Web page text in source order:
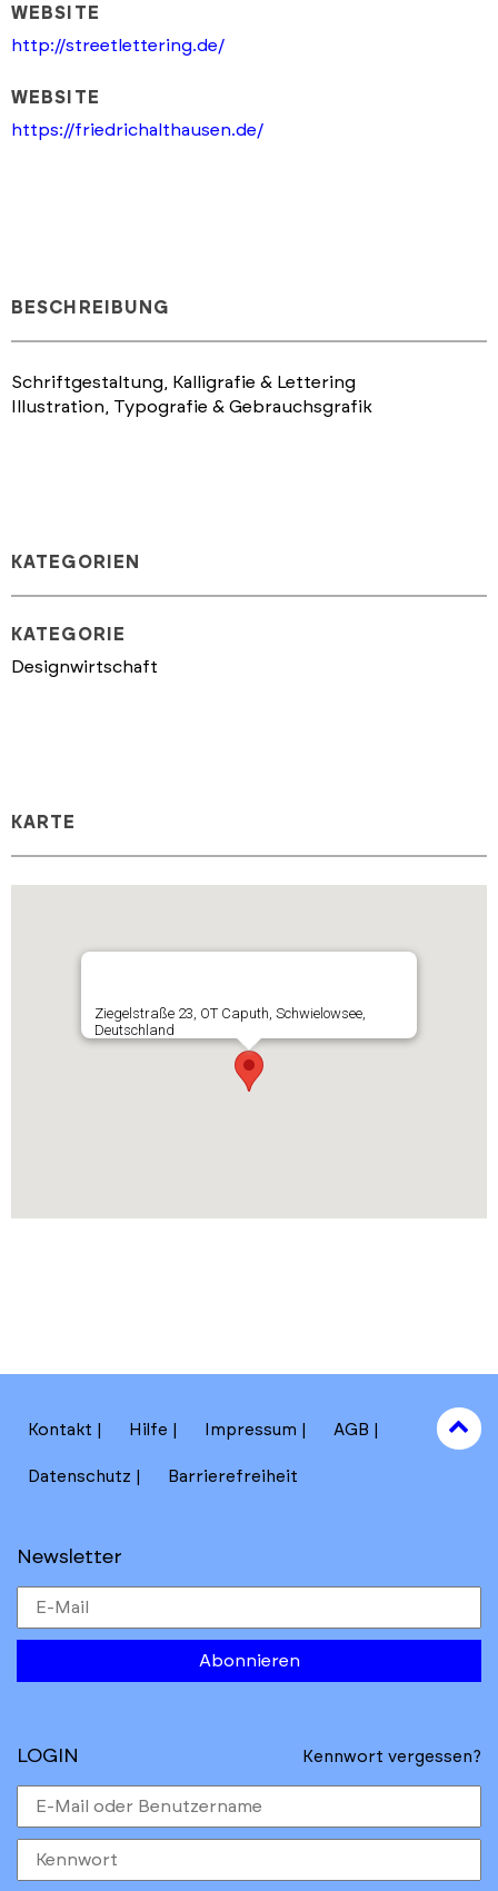
WEBSITE
http://streetlettering.de/
WEBSITE
https://friedrichalthausen.de/
BESCHREIBUNG
Schriftgestaltung, Kalligrafie & Lettering
Illustration, Typografie & Gebrauchsgrafik
KATEGORIEN
KATEGORIE
Designwirtschaft
KARTE
Ziegelstraße 23, OT Caputh, Schwielowsee,
Deutschland
Kontakt Hilfe Impressum AGB
Datenschutz Barrierefreiheit
Newsletter
Abonnieren
to
top
LOGIN Kennwort vergessen?